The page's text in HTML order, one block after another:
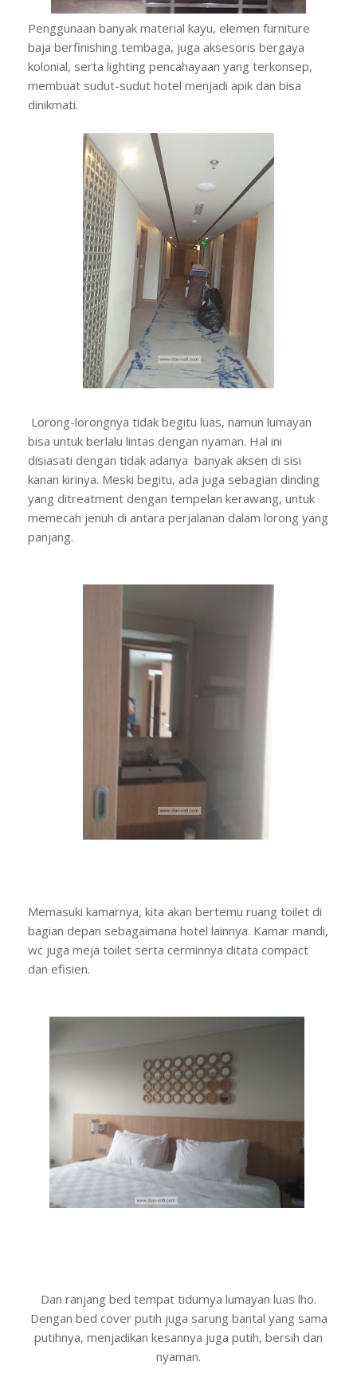
Penggunaan banyak material kayu, elemen furniture
baja berfinishing tembaga, juga aksesoris bergaya
kolonial, serta lighting pencahayaan yang terkonsep,
membuat sudut-sudut hotel menjadi apik dan bisa
dinikmati.
Lorong-lorongnya tidak begitu luas, namun lumayan
bisa untuk berlalu lintas dengan nyaman. Hal ini
disiasati dengan tidak adanya banyak aksen di sisi
kanan kirinya. Meski begitu, ada juga sebagian dinding
yang ditreatment dengan tempelan kerawang, untuk
memecah jenuh di antara perjalanan dalam lorong yang
panjang.
Memasuki kamarnya, kita akan bertemu ruang toilet di
bagian depan sebagaimana hotel lainnya. Kamar mandi,
wc juga meja toilet serta cerminnya ditata compact
dan efisien.
Dan ranjang bed tempat tidurnya lumayan luas lho.
Dengan bed cover putih juga sarung bantal yang sama
putihnya, menjadikan kesannya juga putih, bersih dan
nyaman.